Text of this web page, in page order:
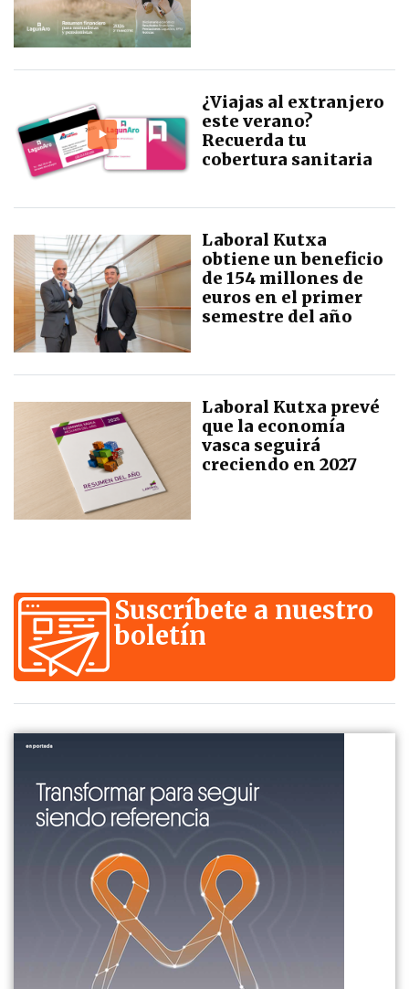
¿Viajas al extranjero
este verano?
Recuerda tu
cobertura sanitaria
Laboral Kutxa
obtiene un beneficio
de 154 millones de
euros en el primer
semestre del año
Laboral Kutxa prevé
que la economía
vasca seguirá
creciendo en 2027
Suscríbete a nuestro
boletín